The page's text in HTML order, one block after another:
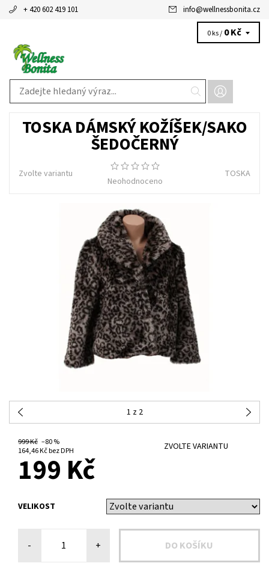
+ 420 602 419 101 info@wellnessbonita.cz
0 ks / 0 Kč
TOSKA DÁMSKÝ KOŽÍŠEK/SAKO
ŠEDOČERNÝ
Zvolte variantu
Neohodnoceno
TOSKA
1 z 2
999 Kč –80 %
164,46 Kč bez DPH
ZVOLTE VARIANTU
199 Kč
VELIKOST
- +